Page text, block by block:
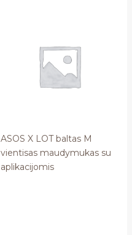
ASOS X LOT baltas M
vientisas maudymukas su
aplikacijomis